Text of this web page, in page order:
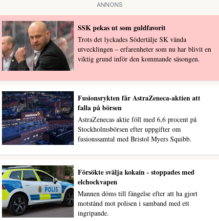
ANNONS
SSK pekas ut som guldfavorit
Trots det lyckades Södertälje SK vända
utvecklingen – erfarenheter som nu har blivit en
viktig grund inför den kommande säsongen.
Fusionsrykten får AstraZeneca-aktien att
falla på börsen
AstraZenecas aktie föll med 6,6 procent på
Stockholmsbörsen efter uppgifter om
fusionssamtal med Bristol Myers Squibb.
Försökte svälja kokain - stoppades med
elchockvapen
Mannen döms till fängelse efter att ha gjort
motstånd mot polisen i samband med ett
ingripande.